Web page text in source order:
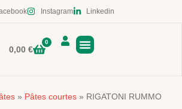
Instagram Linkedin
0,00€
0
» Pâtes courtes » RIGATONI RUMMO